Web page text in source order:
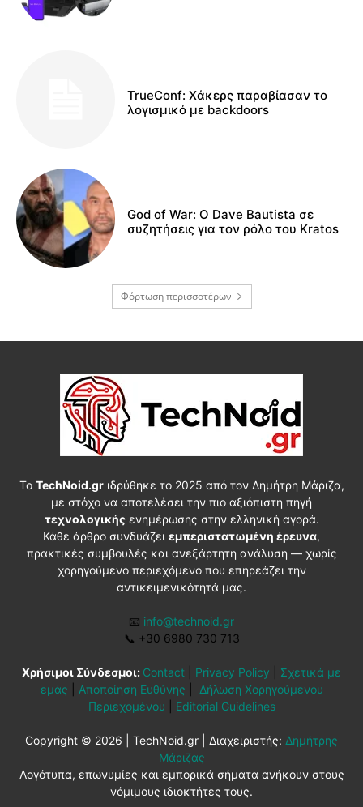
TrueConf: Χάκερς παραβίασαν το
λογισμικό με backdoors
God of War: Ο Dave Bautista σε
συζητήσεις για τον ρόλο του Kratos
Φόρτωση περισσοτέρων
Το TechNoid.grιδρύθηκε το 2025 από τον Δημήτρη Μάριζα,
με στόχο να αποτελέσει την πιο αξιόπιστη πηγή
τεχνολογικήςενημέρωσης στην ελληνική αγορά.
Κάθε άρθρο συνδυάζει εμπεριστατωμένη έρευνα,
πρακτικές συμβουλές και ανεξάρτητη ανάλυση — χωρίς
χορηγούμενο περιεχόμενο που επηρεάζει την
αντικειμενικότητά μας.
📧 info@technoid.gr
📞 +30 6980 730 713
Χρήσιμοι Σύνδεσμοι: Contact Privacy Policy
Σχετικά με
εμάς
Αποποίηση Ευθύνης
Δήλωση Χορηγούμενου
Περιεχομένου
Editorial Guidelines
Copyright © 2026 | TechNoid.gr | Διαχειριστής: Δημήτρης
Μάριζας
Λογότυπα, επωνυμίες και εμπορικά σήματα ανήκουν στους
νόμιμους ιδιοκτήτες τους.